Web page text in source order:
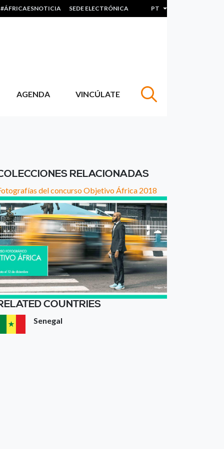
#ÁFRICAESNOTICIA SEDE ELECTRÓNICA PT Lista de ações
AGENDA VINCÚLATE
RELACIONADAS
del concurso Objetivo África 2018
COUNTRIES
Senegal